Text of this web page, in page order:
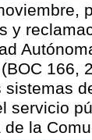
y
166,
servicio
la